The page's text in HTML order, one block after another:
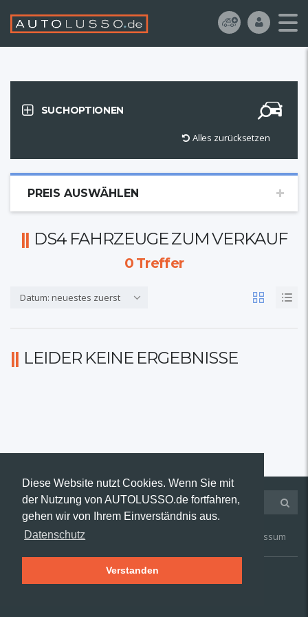
Diese Website nutzt Cookies. Wenn Sie mit
der Nutzung von AUTOLUSSO.de fortfahren,
gehen wir von Ihrem Einverständnis aus.
Datenschutz
Verstanden
SUCHOPTIONEN
Alles zurücksetzen
PREIS AUSWÄHLEN
DS4 FAHRZEUGE ZUM VERKAUF
0Treffer
Datum: neuestes zuerst
LEIDER KEINE ERGEBNISSE
Kontakt AGB Impressum
© 2019 AUTOLUSSO.de | Alle Rechte vorbehalten.